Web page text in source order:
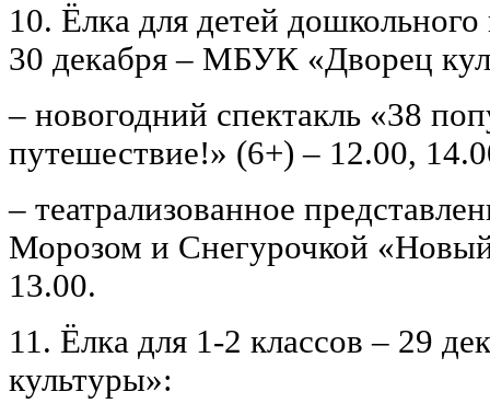
10. Ёлка для детей дошкольного
30 декабря – МБУК «Дворец
– новогодний спектакль «38
путешествие!» (6+) – 12.00,
– театрализованное
Морозом и Снегурочкой
13.00.
11. Ёлка для 1-2 классов – 29
культуры»: